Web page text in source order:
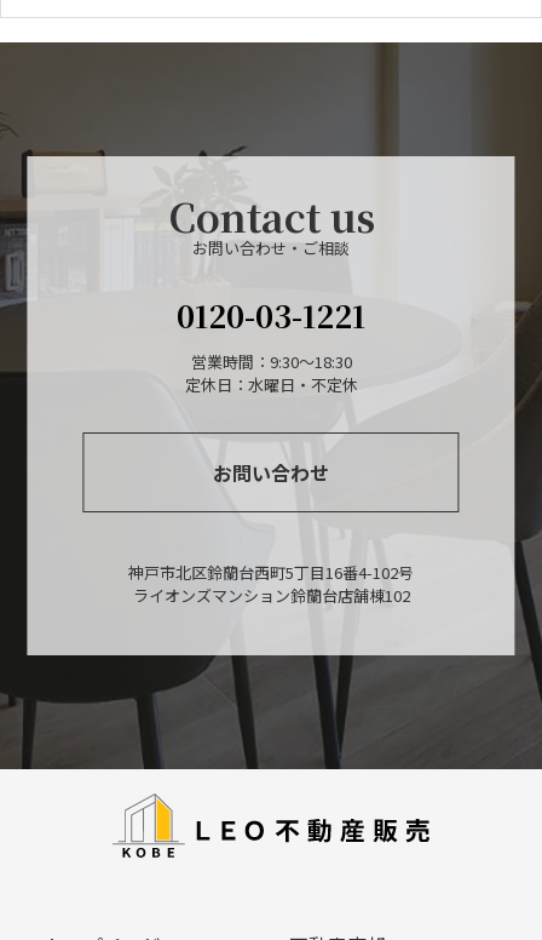
Contact us
お問い合わせ・ご相談
0120-03-1221
営業時間：9:30～18:30
定休日：水曜日・不定休
お問い合わせ
神戸市北区鈴蘭台西町5丁目16番4-102号
ライオンズマンション鈴蘭台店舗棟102